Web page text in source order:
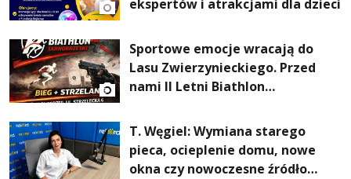
ekspertów i atrakcjami dla dzieci
Sportowe emocje wracają do
Lasu Zwierzynieckiego. Przed
nami II Letni Biathlon
T. Węgiel: Wymiana starego
pieca, ocieplenie domu, nowe
okna czy nowoczesne źródło